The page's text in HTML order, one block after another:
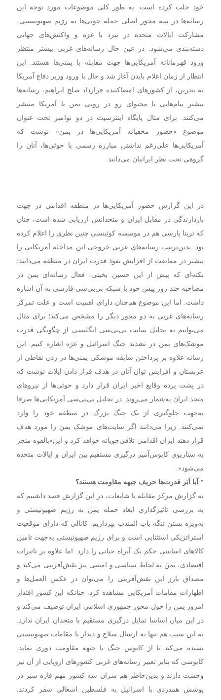
خود جلب کرده است. به طور کلی موضوعات مورد توجه این
رسانه‌ها در سه محور اصلی حمله حوثی‌ها به رژیم صهیونیستی،
مشارکت ایالات متحده در نبرد با غزه و واکنش‌های جهانی
دسته‌بندی می‌شود. در عین حال رسانه‌های غربی بیشتر منتظر
ورود قهرمانانه آمریکایی‌ها جهت مقابله با یمنی‌ها هستند. این
انتظار از زمان اعلام بایدن آغاز شد و حال با ورود وزیر دفاع آمریکا
به بحرین، از کشورهای امضاکننده قرارداد صلح ابراهیم، رسانه‌ها
بیشتر پیام‌هایی با محتوای رو در رویی یمن با آمریکا منتشر
می‌کنند. برای مثال پایگاه اینترسپت در دو نوامبر تحت عنوان
موضوع «حضور مخفیانه آمریکایی‌ها در یمن» نوشت که
آمریکایی‌ها علی‌رغم نداشتن مبارزه رسمی با حوثی‌ها، آنان را
گروهی تحت نظر ایرانیان می‌دانند.
در این گزارش حضور آمریکایی‌ها در منطقه اقدامی در جهت
بازدارندگی در مقابل ایران و متحدانش ارزیابی شده است، چنان
که تریتا پارسی هم در موسسه کوئینسی چنین نظری را اعلام کرده
بود. بدین‌ترتیب رسانه‌های غربی خروجی این مداخله آمریکایی را
بیشتر در ممانعت از افزایش نفوذ قدرت ایران در منطقه می‌دانند؛
نکته‌ای ‌که پیش از این حسین بخیتی، فعال رسانه‌ای یمن در
مصاحبه چند روز پیش خود با شبکه بی‌بی‌سی فارسی به آن اشاره
داشت. اما این موضوع هم‌چنان دارای اهمیت است و علت تمرکز
رسانه‌های غربی به دو محور دیگر را مشخص می‌کند؛ برای مثال
می‌توانیم به تحلیل سایت بی‌بی‌سی انگلیسی از چگونگی قدرت
موشک‌های یمن در تشدید جنگ اسرائیل و غزه اشاره کنیم. این
رسانه علاوه بر پرداختن سابقه موشکی یمنی‌ها در زدن نقاطی از
عربستان و افزایش توان آنان در هدف قرار دادن ایلات نوشت که
در پشت پرده وقایع اخیر ایران قرار دارد و حوثی‌ها از نیروهای
متحد ایران به‌شمار می‌روند. در تحلیل بی‌بی‌سی آمریکایی‌ها صرفا
به‌جهت جلوگیری از یک جنگ بزرگ در منطقه خود را وارد
نمی‌کنند. زیرا می‌دانند اگر سایت‌های موشک یمن را مورد هدف
قرار دهند ایران اقدامی تلافی‌جویانه خواهد کرد و این«بالقوه منجر
به سناریوی کابوس‌آمیز درگیری مستقیم بین ایران و ایالات متحده
می‌شود».
* آیا اَبَر قدرت‌ها حریف جبهه مقاومت هستند؟
به گزارش مرکز مقابله با شایعات، در این گزارش قصد داشتیم که
به بررسی تاثیرگذاری ابعاد حمله یمن به رژیم صهیونیستی و
به‌ویژه بستن تنگه باب المندب بپردازیم. کانالی که دارای موقعیت
استراتژیکی استثنایی است و برای رژیم صهیونیستی به‌جهت تامین
کالاهای اساسی حکم یک آبراه حیاتی را دارد. اما علاوه بر تاثیرات
اقتصادی، یمن به لحاظ سیاسی و امنیتی نیز نقش‌آفرینی می‌کند و
مصداق بارز این نقش‌آفرینی را می‌توان در عکس العمل‌ها و
اظهارات مقامات آمریکایی مشاهده کرد. چنانکه این کشور اقتدار
امروز یمن را حول محور جمهوری اسلامی ایران توصیف می‌کند و
در این میان اساسا تمایل درگیری مستقیم با متحدان ایران ندارد.
به این سبب هم تنها به ارسال سلاح و دیدار با مقامات صهیونیستی
بسنده می‌کند تا از کابوس جنگ با جبهه مقاومت دوری نماید.
کابوسی که بنابر تعبیر رسانه‌های غربی کشورهای اروپایی از آن نیز
وحشت دارند و بدین‌خاطر هم سران سه کشور مهم قاره سبز در
پوشش همدردی با اسرائیل به فلسطین اشغالی سفر کردند.